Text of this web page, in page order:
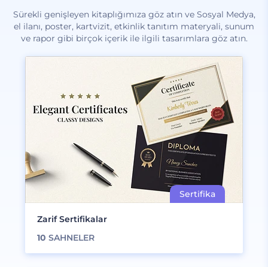
Sürekli genişleyen kitaplığımıza göz atın ve Sosyal Medya,
el ilanı, poster, kartvizit, etkinlik tanıtım materyali, sunum
ve rapor gibi birçok içerik ile ilgili tasarımlara göz atın.
Zarif Sertifikalar
10 SAHNELER